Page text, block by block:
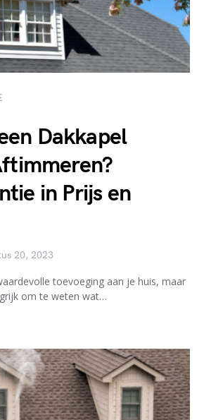
Dakkapel
in Prijs en
20, 2023
toevoeging aan je huis, maar
om te weten wat…